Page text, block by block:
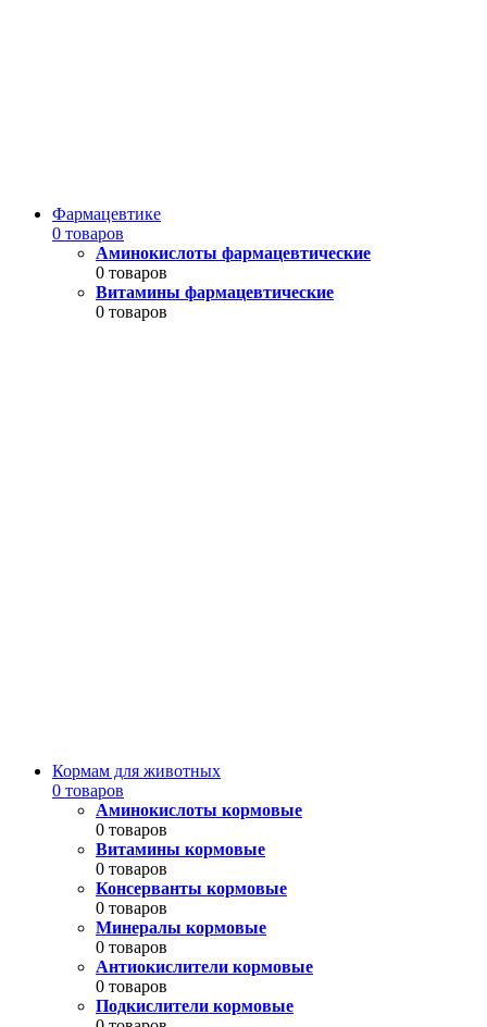
Фармацевтике
0 товаров
Аминокислоты фармацевтические
0 товаров
Витамины фармацевтические
0 товаров
Кормам для животных
0 товаров
Аминокислоты кормовые
0 товаров
Витамины кормовые
0 товаров
Консерванты кормовые
0 товаров
Минералы кормовые
0 товаров
Антиокислители кормовые
0 товаров
Подкислители кормовые